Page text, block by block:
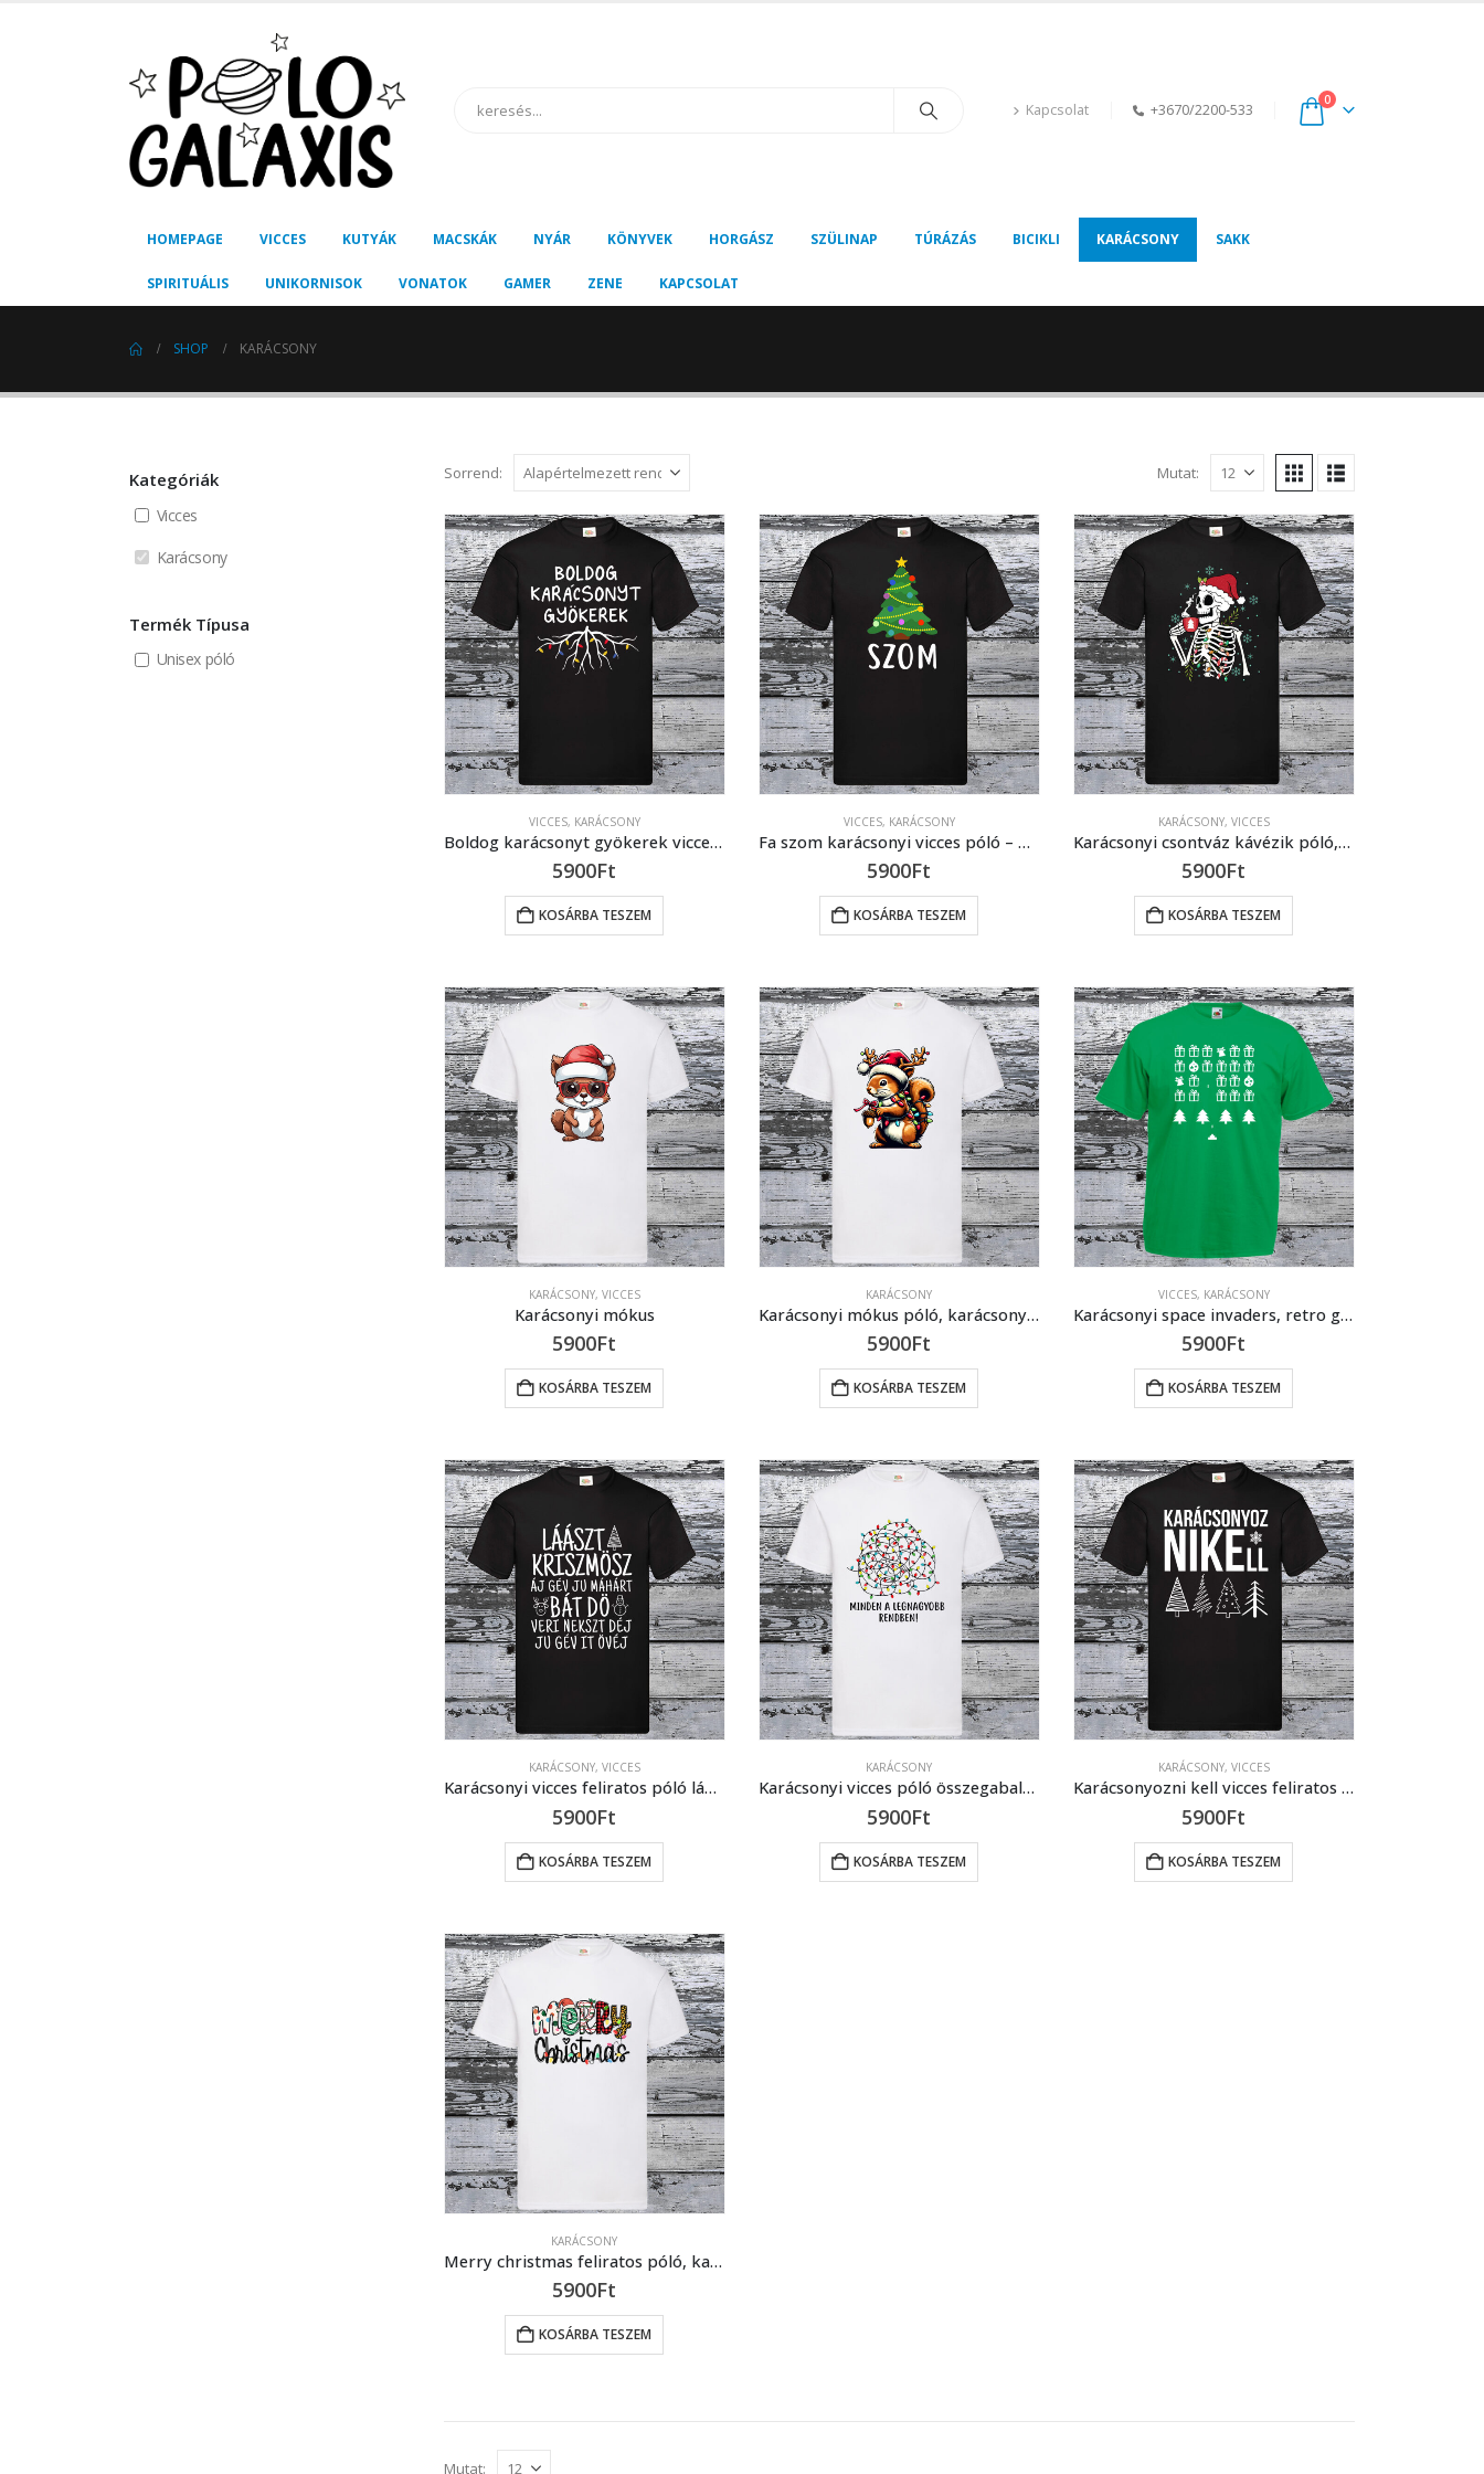
Kapcsolat +3670/2200-533
0
HOMEPAGE VICCES KUTYÁK MACSKÁK NYÁR KÖNYVEK HORGÁSZ SZÜLINAP TÚRÁZÁS BICIKLI KARÁCSONY SAKK
SPIRITUÁLIS UNIKORNISOK VONATOK GAMER ZENE KAPCSOLAT
SHOP KARÁCSONY
Sorrend: Mutat:
VICCES, KARÁCSONY
Boldog karácsonyt gyökerek vicces karácsonyi póló
5900Ft
KOSÁRBA TESZEM
VICCES, KARÁCSONY
Fa szom karácsonyi vicces póló – karácsonyfa szom felírattal
5900Ft
KOSÁRBA TESZEM
KARÁCSONY, VICCES
Karácsonyi csontváz kávézik póló, vicces karácsonyi minta
5900Ft
KOSÁRBA TESZEM
KARÁCSONY, VICCES
Karácsonyi mókus
5900Ft
KOSÁRBA TESZEM
KARÁCSONY
Karácsonyi mókus póló, karácsonyi vicces mókus design póló
5900Ft
KOSÁRBA TESZEM
VICCES, KARÁCSONY
Karácsonyi space invaders, retro gamer karácsonyi póló
5900Ft
KOSÁRBA TESZEM
KARÁCSONY, VICCES
Karácsonyi vicces feliratos póló láász krisztmosz fonetikus design
5900Ft
KOSÁRBA TESZEM
KARÁCSONY
Karácsonyi vicces póló összegabalyodott karácsfa égő képpel
5900Ft
KOSÁRBA TESZEM
KARÁCSONY, VICCES
Karácsonyozni kell vicces feliratos póló, karácsonyi póló
5900Ft
KOSÁRBA TESZEM
KARÁCSONY
Merry christmas feliratos póló, karácsonyi design póló
5900Ft
KOSÁRBA TESZEM
Mutat:
Kategóriák
Vicces
Karácsony
Termék Típusa
Unisex póló